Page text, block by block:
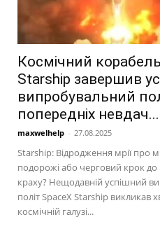
Космічний
Starship завершив
випробувальний
попередніх невдач...
maxwelhelp - 27.08.2025
Starship: Відродження мрії про
подорожі або черговий крок
краху? Нещодавній успішний
політ SpaceX Starship викликав
космічній галузі...